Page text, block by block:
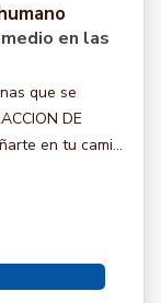
en las
que se
DE
en tu cami...